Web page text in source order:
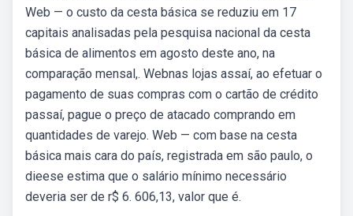
Web — o custo da cesta básica se reduziu em 17
capitais analisadas pela pesquisa nacional da cesta
básica de alimentos em agosto deste ano, na
comparação mensal,. Webnas lojas assaí, ao efetuar o
pagamento de suas compras com o cartão de crédito
passaí, pague o preço de atacado comprando em
quantidades de varejo. Web — com base na cesta
básica mais cara do país, registrada em são paulo, o
dieese estima que o salário mínimo necessário
deveria ser de r$ 6. 606,13, valor que é.